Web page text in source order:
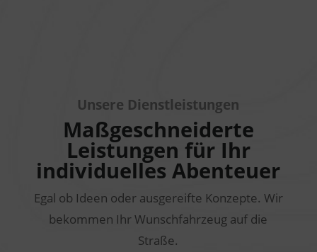
Unsere Dienstleistungen
Maßgeschneiderte
Leistungen für Ihr
individuelles Abenteuer
Egal ob Ideen oder ausgereifte Konzepte. Wir
bekommen Ihr Wunschfahrzeug auf die
Straße.